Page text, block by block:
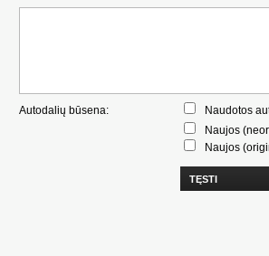
Autodalių būsena:
Naudotos
Naujos
Naujos
TĘSTI